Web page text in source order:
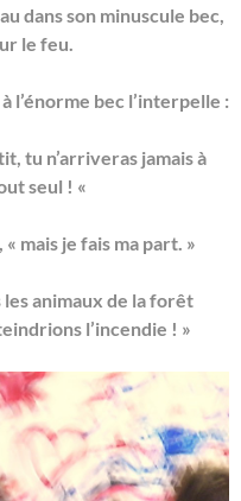
dans son minuscule bec,
le feu.
l’énorme bec l’interpelle :
tu n’arriveras jamais à
seul ! «
mais je fais ma part. »
les animaux de la forêt
l’incendie ! »